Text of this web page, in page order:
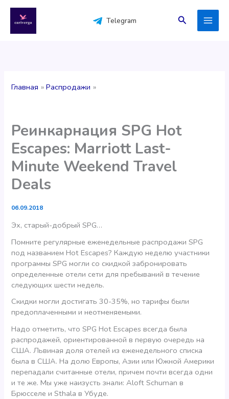
содержимому
Telegram Поиск
Главная Распродажи
Реинкарнация SPG Hot
Escapes: Marriott Last-
Minute Weekend Travel
Deals
06.09.2018
Эх, старый-добрый SPG…
Помните регулярные еженедельные распродажи SPG
под названием Hot Escapes? Каждую неделю участники
программы SPG могли со скидкой забронировать
определенные отели сети для пребываний в течение
следующих шести недель.
Скидки могли достигать 30-35%, но тарифы были
предоплаченными и неотменяемыми.
Надо отметить, что SPG Hot Escapes всегда была
распродажей, ориентированной в первую очередь на
США. Львиная доля отелей из еженедельного списка
была в США. На долю Европы, Азии или Южной Америки
перепадали считанные отели, причем почти всегда одни
и те же. Мы уже наизусть знали: Aloft Schuman в
Брюсселе и Sthala в Убуде.